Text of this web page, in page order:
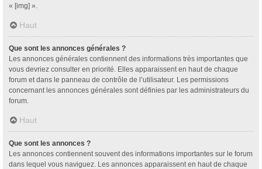
« [img] ».
Haut
Que sont les annonces générales ?
Les annonces générales contiennent des informations très importantes que
vous devriez consulter en priorité. Elles apparaissent en haut de chaque
forum et dans le panneau de contrôle de l’utilisateur. Les permissions
concernant les annonces générales sont définies par les administrateurs du
forum.
Haut
Que sont les annonces ?
Les annonces contiennent souvent des informations importantes sur le forum
dans lequel vous naviguez. Les annonces apparaissent en haut de chaque